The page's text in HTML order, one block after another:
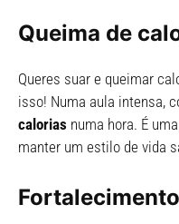
Queima de
Queres suar e queimar
isso! Numa aula intensa,
calorias numa hora. É
manter um estilo de vida